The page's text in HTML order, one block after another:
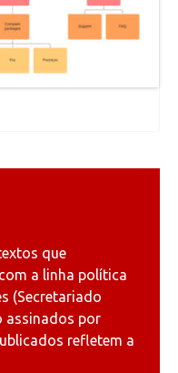
que
a linha política
(Secretariado
assinados por
refletem a